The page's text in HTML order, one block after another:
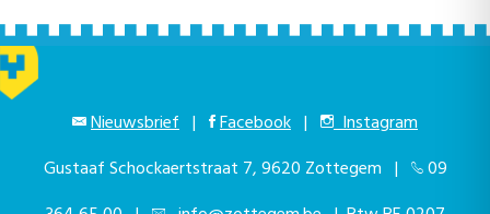
Nieuwsbrief | Facebook |
Instagram
Gustaaf Schockaertstraat 7, 9620 Zottegem |
09